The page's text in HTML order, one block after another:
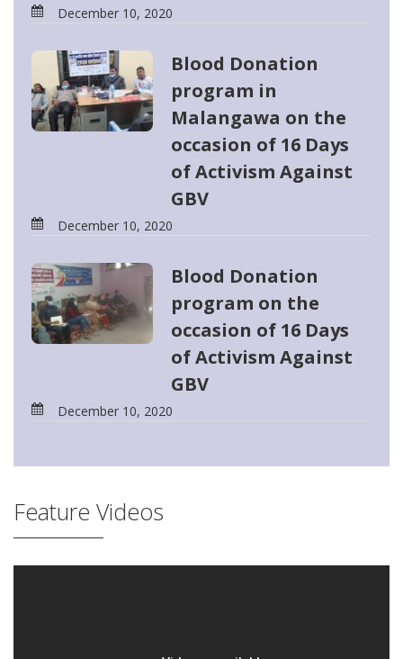
December 10, 2020
Blood Donation
program in
Malangawa on the
occasion of 16 Days
of Activism Against
GBV
December 10, 2020
Blood Donation
program on the
occasion of 16 Days
of Activism Against
GBV
December 10, 2020
Feature Videos